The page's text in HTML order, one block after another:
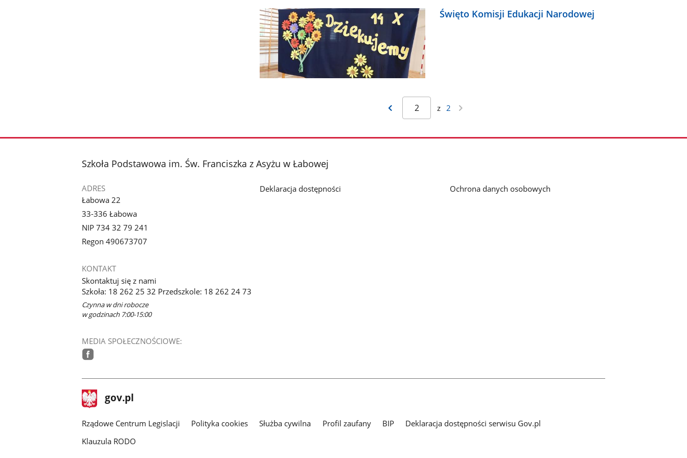
Święto Komisji Edukacji Narodowej
z 2
stopka
Szkoła Podstawowa im. Św. Franciszka z Asyżu w Łabowej
ADRES
Łabowa 22
33-336 Łabowa
NIP 734 32 79 241
Regon 490673707
KONTAKT
Skontaktuj się z nami
Szkoła: 18 262 25 32 Przedszkole: 18 262 24 73
Czynna w dni robocze
w godzinach 7:00-15:00
MEDIA SPOŁECZNOŚCIOWE:
Deklaracja dostępności Ochrona danych osobowych
stopka
gov.pl Strona
gov.pl
Rządowe Centrum Legislacji Polityka cookies Służba cywilna Profil zaufany BIP
Deklaracja dostępności serwisu Gov.pl
Klauzula RODO